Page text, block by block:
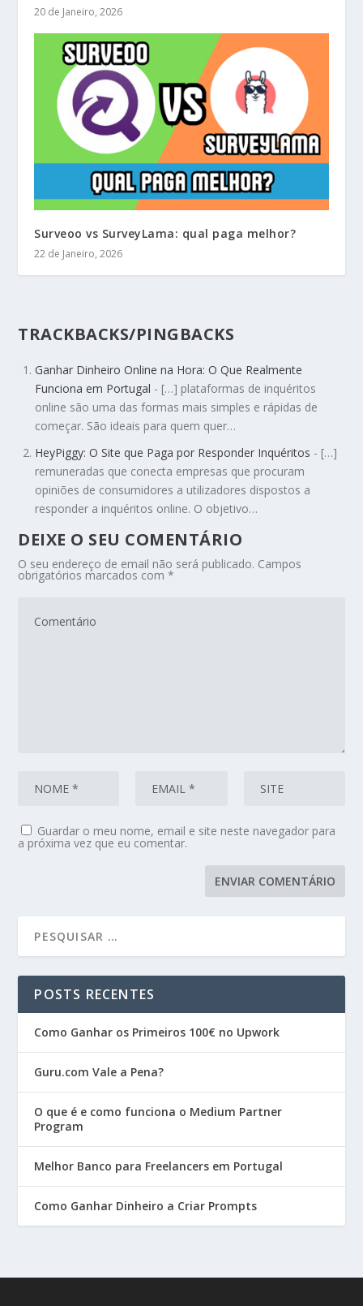
20 de Janeiro, 2026
Surveoo vs SurveyLama: qual paga melhor?
22 de Janeiro, 2026
TRACKBACKS/PINGBACKS
Ganhar Dinheiro Online na Hora: O Que Realmente
Funciona em Portugal - […] plataformas de inquéritos
online são uma das formas mais simples e rápidas de
começar. São ideais para quem quer…
HeyPiggy: O Site que Paga por Responder Inquéritos - […]
remuneradas que conecta empresas que procuram
opiniões de consumidores a utilizadores dispostos a
responder a inquéritos online. O objetivo…
DEIXE O SEU COMENTÁRIO
O seu endereço de email não será publicado. Campos
obrigatórios marcados com*
Guardar o meu nome, email e site neste navegador para
a próxima vez que eu comentar.
POSTS RECENTES
Como Ganhar os Primeiros 100€ no Upwork
Guru.com Vale a Pena?
O que é e como funciona o Medium Partner
Program
Melhor Banco para Freelancers em Portugal
Como Ganhar Dinheiro a Criar Prompts